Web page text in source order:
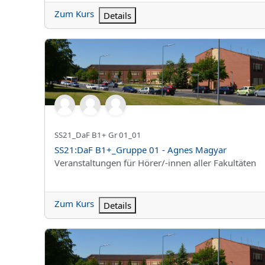
Zum Kurs Details
SS21:DaF B1+_Gruppe 01 - Agnes Magyar
Kurzer Kursname
SS21_DaF B1+ Gr 01_01
Kursname
SS21:DaF B1+_Gruppe 01 - Agnes Magyar
Kursbereich
Veranstaltungen für Hörer/-innen aller Fakultäten
Zum Kurs Details
SS21:DaF C1.1 Christine Vorndran